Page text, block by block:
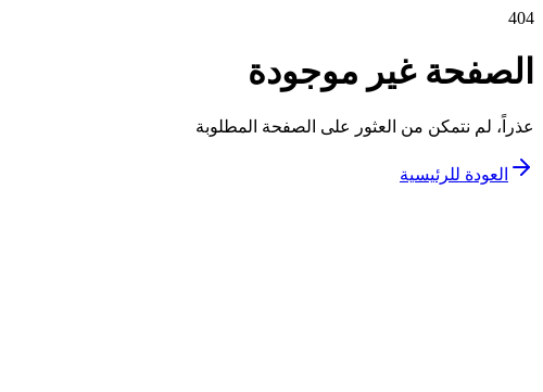
404
الصفحة غير موجودة
عذراً، لم نتمكن من العثور على الصفحة المطلوبة
العودة للرئيسية